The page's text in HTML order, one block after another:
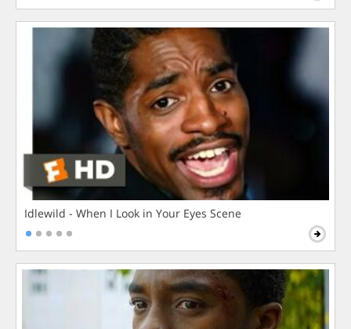
Idlewild - When I Look in Your Eyes Scene